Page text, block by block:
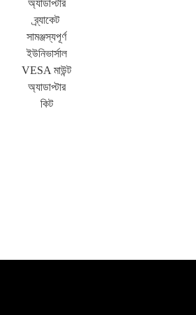
অ্যাডাপ্টার
ব্র্যাকেট
সামঞ্জস্যপূর্ণ
ইউনিভার্সাল
VESA মাউন্ট
অ্যাডাপ্টার
কিট
একটি অনুরোধ জমা দিন